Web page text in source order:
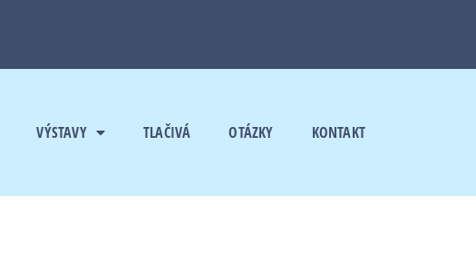
VÝSTAVY TLAČIVÁ OTÁZKY KONTAKT